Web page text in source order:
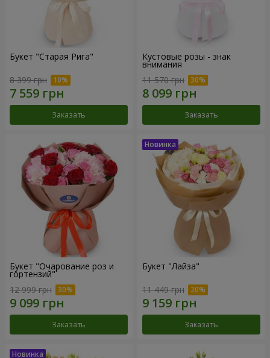
Букет "Старая Рига"
8 399 грн
Заказать
Кустовые розы - знак
внимания
11 570 грн
Заказать
Букет "Очарование роз и
гортензий"
12 999 грн
Заказать
Букет "Лайза"
11 449 грн
Заказать